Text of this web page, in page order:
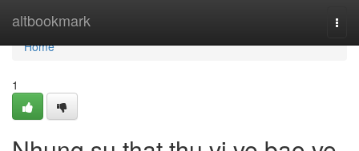
altbookmark
Home
Home
1